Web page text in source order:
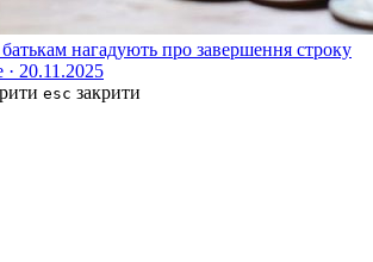
нагадують про завершення строку
· 20.11.2025
esc закрити